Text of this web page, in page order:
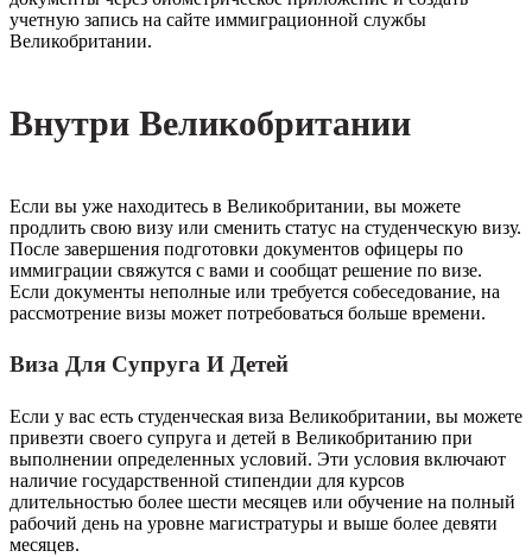
учетную запись на сайте иммиграционной службы
Великобритании.
Внутри Великобритании
Если вы уже находитесь в Великобритании, вы можете
продлить свою визу или сменить статус на студенческую визу.
После завершения подготовки документов офицеры по
иммиграции свяжутся с вами и сообщат решение по визе.
Если документы неполные или требуется собеседование, на
рассмотрение визы может потребоваться больше времени.
Виза Для Супруга И Детей
Если у вас есть студенческая виза Великобритании, вы можете
привезти своего супруга и детей в Великобританию при
выполнении определенных условий. Эти условия включают
наличие государственной стипендии для курсов
длительностью более шести месяцев или обучение на полный
рабочий день на уровне магистратуры и выше более девяти
месяцев.